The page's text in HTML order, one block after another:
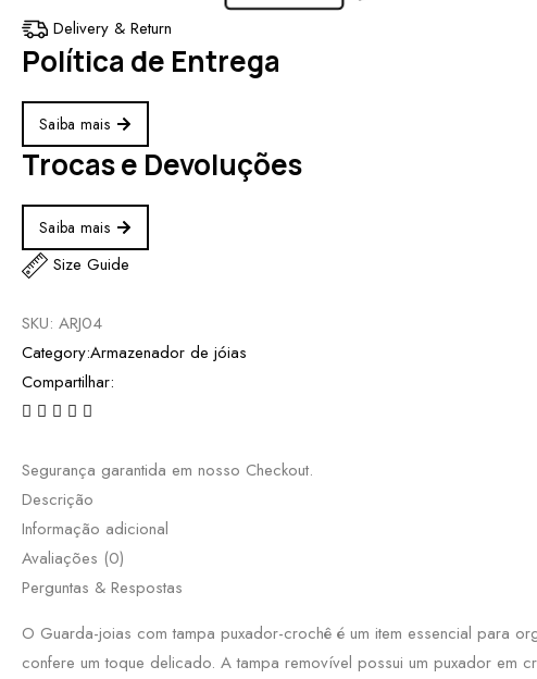
Delivery & Return
Política de Entrega
Saiba mais
Trocas e Devoluções
Saiba mais
Size Guide
SKU: ARJ04
Category:Armazenador de jóias
Compartilhar:
Segurança garantida em nosso Checkout.
Descrição
Informação adicional
Avaliações (0)
Perguntas & Respostas
O Guarda-joias com tampa puxador-crochê é um item essencial para
confere um toque delicado. A tampa removível possui um puxador em